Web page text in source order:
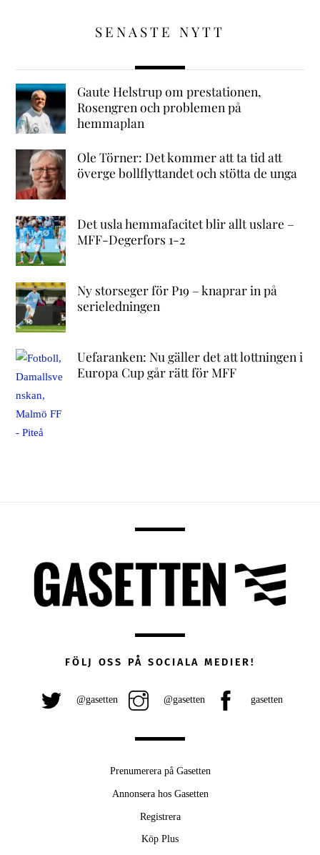
SENASTE NYTT
Gaute Helstrup om prestationen,
Rosengren och problemen på
hemmaplan
Ole Törner: Det kommer att ta tid att
överge bollflyttandet och stötta de unga
Det usla hemmafacitet blir allt uslare –
MFF-Degerfors 1-2
Ny storseger för P19 – knaprar in på
serieledningen
Uefaranken: Nu gäller det att lottningen i
Europa Cup går rätt för MFF
FÖLJ OSS PÅ SOCIALA MEDIER!
@gasetten @gasetten gasetten
Prenumerera på Gasetten
Annonsera hos Gasetten
Registrera
Köp Plus